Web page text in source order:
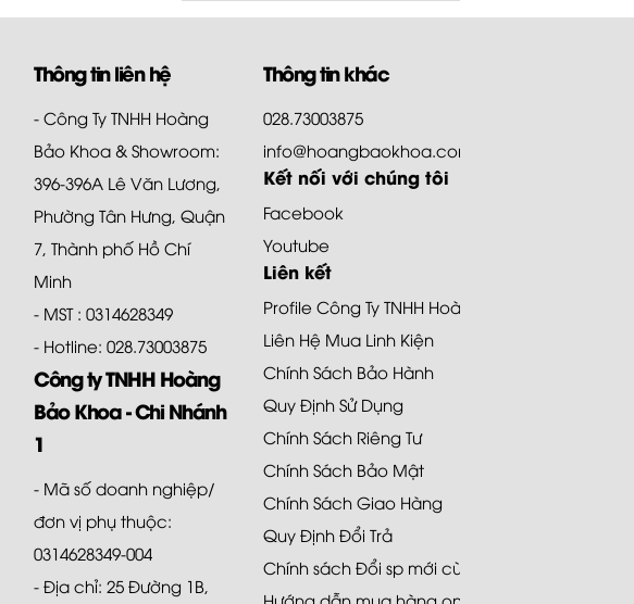
Thông tin liên hệ
- Công Ty TNHH Hoàng
Bảo Khoa & Showroom:
396-396A Lê Văn Lương,
Phường Tân Hưng, Quận
7, Thành phố Hồ Chí
Minh
- MST : 0314628349
- Hotline: 028.73003875
Công ty TNHH Hoàng
Bảo Khoa - Chi Nhánh
1
- Mã số doanh nghiệp/
đơn vị phụ thuộc:
0314628349-004
- Địa chỉ: 25 Đường 1B,
Thông tin khác
028.73003875
info@hoangbaokhoa.com
Kết nối với chúng tôi
Facebook
Youtube
Liên kết
Profile Công Ty TNHH Hoàng Bảo Khoa
Liên Hệ Mua Linh Kiện
Chính Sách Bảo Hành
Quy Định Sử Dụng
Chính Sách Riêng Tư
Chính Sách Bảo Mật
Chính Sách Giao Hàng
Quy Định Đổi Trả
Chính sách Đổi sp mới cùng loại 48H
Hướng dẫn mua hàng online